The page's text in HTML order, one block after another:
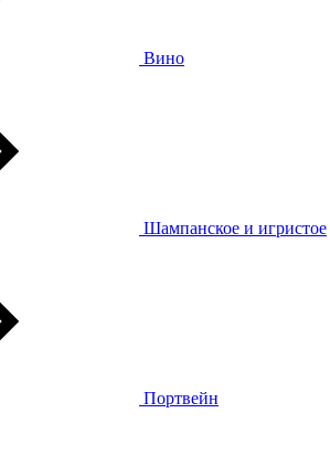
Вино
Шампанское и игристое
Портвейн